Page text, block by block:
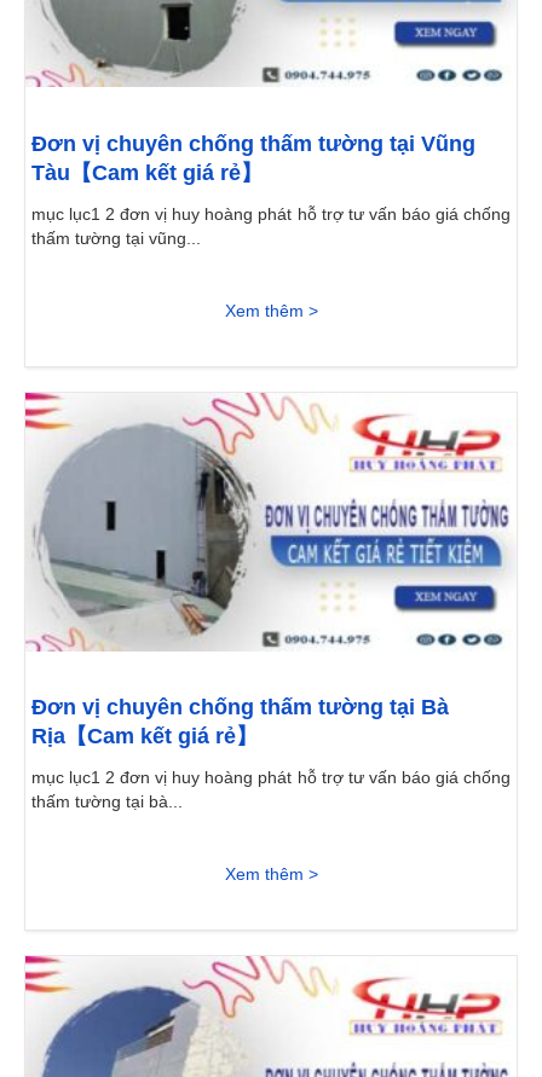
Đơn vị chuyên chống thấm tường tại Vũng
Tàu【Cam kết giá rẻ】
mục lục1 2 đơn vị huy hoàng phát hỗ trợ tư vấn báo giá chống
thấm tường tại vũng...
Xem thêm >
Đơn vị chuyên chống thấm tường tại Bà
Rịa【Cam kết giá rẻ】
mục lục1 2 đơn vị huy hoàng phát hỗ trợ tư vấn báo giá chống
thấm tường tại bà...
Xem thêm >